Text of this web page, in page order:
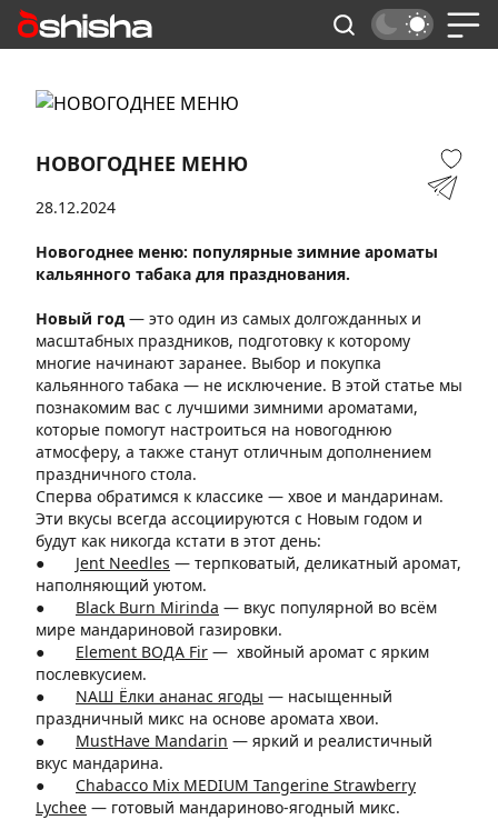
НОВОГОДНЕЕ МЕНЮ
28.12.2024
Новогоднее меню: популярные зимние ароматы
кальянного табака для празднования.
Новый год — это один из самых долгожданных и
масштабных праздников, подготовку к которому
многие начинают заранее. Выбор и покупка
кальянного табака — не исключение. В этой статье мы
познакомим вас с лучшими зимними ароматами,
которые помогут настроиться на новогоднюю
атмосферу, а также станут отличным дополнением
праздничного стола.
Сперва обратимся к классике — хвое и мандаринам.
Эти вкусы всегда ассоциируются с Новым годом и
будут как никогда кстати в этот день:
● Jent Needles — терпковатый, деликатный аромат,
наполняющий уютом.
● Black Burn Mirinda — вкус популярной во всём
мире мандариновой газировки.
● Element ВОДА Fir — хвойный аромат с ярким
послевкусием.
● NАШ Ёлки ананас ягоды — насыщенный
праздничный микс на основе аромата хвои.
● MustHave Mandarin — яркий и реалистичный
вкус мандарина.
● Chabacco Mix MEDIUM Tangerine Strawberry
Lychee — готовый мандариново-ягодный микс.